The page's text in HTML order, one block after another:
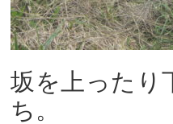
坂を上ったり
ち。